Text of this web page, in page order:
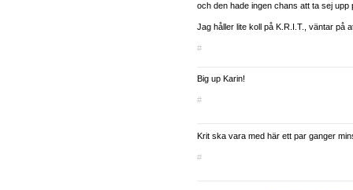
och den hade ingen chans att ta sej upp
Jag håller lite koll på K.R.I.T., väntar på
#
Big up Karin!
#
Krit ska vara med här ett par ganger
#